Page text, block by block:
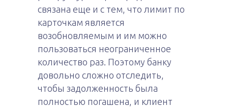
связана еще и с тем, что лимит по
карточкам является
возобновляемым и им можно
пользоваться неограниченное
количество раз. Поэтому банку
довольно сложно отследить,
чтобы задолженность была
полностью погашена, и клиент